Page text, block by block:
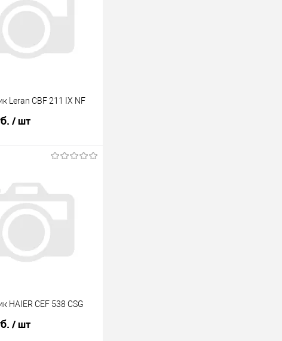
Leran CBF 211 IX NF
/ шт
1 клик
К сравнению
В наличии
HAIER CEF 538 CSG
/ шт